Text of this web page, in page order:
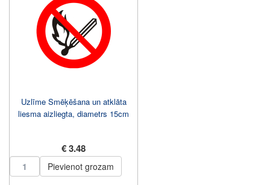
Uzlīme Smēķēšana un atklāta
liesma aizliegta, diametrs 15cm
€ 3.48
Pievienot grozam